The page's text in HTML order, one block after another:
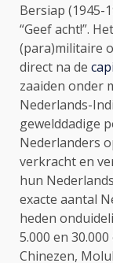
Bersiap (1945-
“Geef acht!”.
(para)militaire
direct na de
zaaiden onder
Nederlands-
gewelddadige
Nederlanders
verkracht en
hun
exacte aantal
heden
5.000 en
Chinezen,